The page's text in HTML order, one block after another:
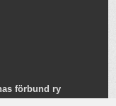
förbund ry